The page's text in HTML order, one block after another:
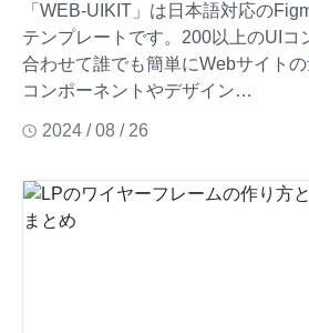
「WEB-UIKIT」は日本語対応の
テンプレートです。200以上のUIコ
合わせて誰でも簡単にWebサイト
コンポーネントやデザイン…
2024 / 08 / 26